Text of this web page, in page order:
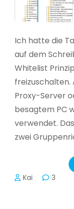
Ich hatte die
auf dem
Whitelist
freizuschalten.
Proxy-Server
besagtem PC
verwendet.
zwei
Kai 3